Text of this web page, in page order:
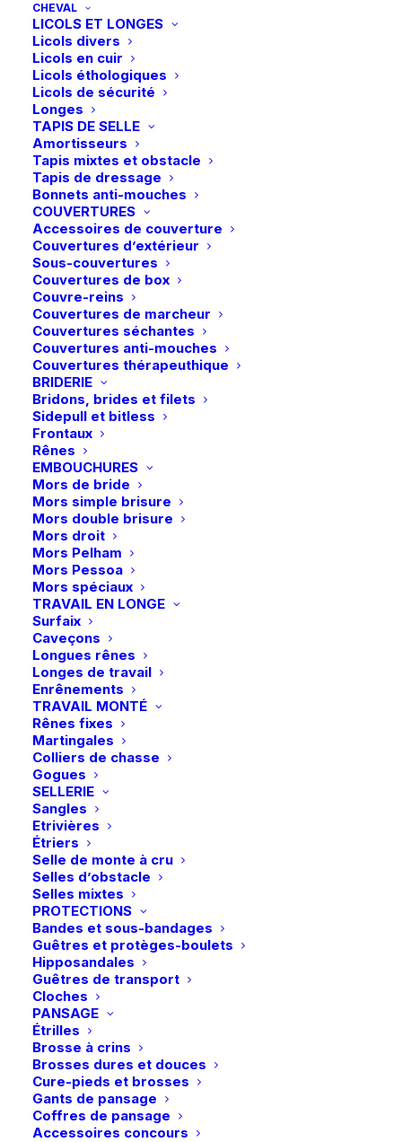
CHEVAL
LICOLS ET LONGES
Licols divers
Licols en cuir
Licols éthologiques
Licols de sécurité
Longes
TAPIS DE SELLE
Amortisseurs
Tapis mixtes et obstacle
Tapis de dressage
Bonnets anti-mouches
COUVERTURES
Accessoires de couverture
Couvertures d’extérieur
Sous-couvertures
Couvertures de box
Couvre-reins
Couvertures de marcheur
Couvertures séchantes
Couvertures anti-mouches
Couvertures thérapeuthique
BRIDERIE
Bridons, brides et filets
Sidepull et bitless
Frontaux
Rênes
EMBOUCHURES
Mors de bride
Mors simple brisure
Mors double brisure
Mors droit
Mors Pelham
Mors Pessoa
Mors spéciaux
TRAVAIL EN LONGE
Surfaix
Caveçons
Longues rênes
Longes de travail
Enrênements
TRAVAIL MONTÉ
Rênes fixes
Martingales
Colliers de chasse
Gogues
SELLERIE
Sangles
Etrivières
Étriers
Selle de monte à cru
Selles d’obstacle
Selles mixtes
PROTECTIONS
Bandes et sous-bandages
Guêtres et protèges-boulets
Hipposandales
Guêtres de transport
Cloches
PANSAGE
Étrilles
Brosse à crins
Brosses dures et douces
Cure-pieds et brosses
Gants de pansage
Coffres de pansage
Accessoires concours
Accueil Boutique
Cavalier
LeMieux | Résille Scrunchie Crystal – Noir/Brun
LeMieux | Résille Scrunchie Crystal –
Noir/Brun
22,95€
Élégant chouchou en satin avec écusson à logo
LeMieux.
En stock
quantité
de
LeMieux
|
Résille
Scrunchie
Crystal
-
Noir/Brun
Livraison gratuite à partir de 99 euros
Échange gratuit pendant 14 jours
Retrait gratuit en magasin
Paiement rapide et sécurisé
Description
Détails
Vous aimerez peut-être aussi